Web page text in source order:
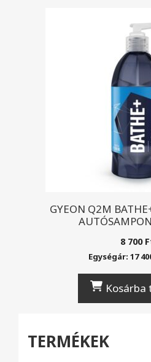
GYEON Q2M
8 700
Egységár: 17
Kosárba
TERMÉKEK